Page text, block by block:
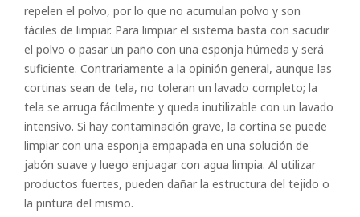
repelen el polvo, por lo que no acumulan polvo y son
fáciles de limpiar. Para limpiar el sistema basta con sacudir
el polvo o pasar un paño con una esponja húmeda y será
suficiente. Contrariamente a la opinión general, aunque las
cortinas sean de tela, no toleran un lavado completo; la
tela se arruga fácilmente y queda inutilizable con un lavado
intensivo. Si hay contaminación grave, la cortina se puede
limpiar con una esponja empapada en una solución de
jabón suave y luego enjuagar con agua limpia. Al utilizar
productos fuertes, pueden dañar la estructura del tejido o
la pintura del mismo.